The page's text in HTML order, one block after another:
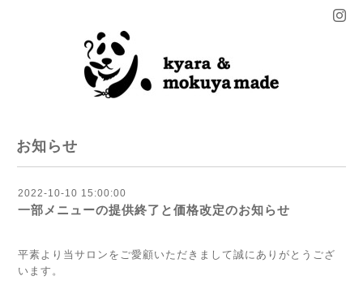
お知らせ
2022-10-10 15:00:00
一部メニューの提供終了と価格改定のお知らせ
平素より当サロンをご愛顧いただきまして誠にありがとうござ
います。